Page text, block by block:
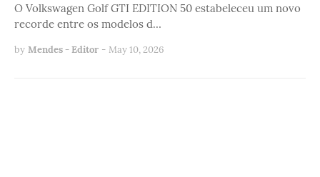
O Volkswagen Golf GTI EDITION 50 estabeleceu um novo
recorde entre os modelos d…
by Mendes - Editor - May 10, 2026